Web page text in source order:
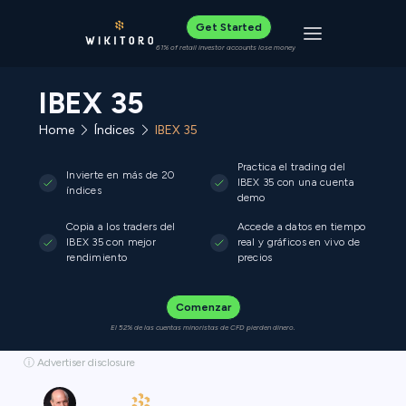
Get Started
61% of retail investor accounts lose money Toggle
IBEX 35
Home Índices IBEX 35
Invierte en más de 20
índices
Practica el trading del
IBEX 35 con una cuenta
demo
Copia a los traders del
IBEX 35 con mejor
rendimiento
Accede a datos en tiempo
real y gráficos en vivo de
precios
Comenzar
El 52% de las cuentas minoristas de CFD pierden dinero.
ⓘ Advertiser disclosure